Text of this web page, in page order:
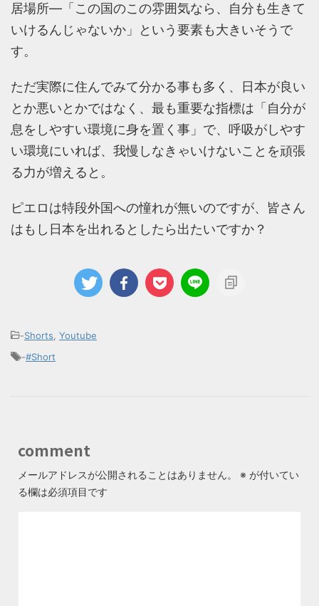
居場所―「この国のこの雰囲気なら、自分も生きて
いけるんじゃないか」という要素も大きいそうで
す。
ただ実際に住んでみて分かる事も多く、日本が良い
とか悪いとかではなく、最も重要な指標は「自分が
息をしやすい環境に身を置く事」で、呼吸がしやす
い環境にいれば、我慢しなきゃいけないことを頑張
る力が増えると。
ピエロは特段外国への憧れが無いのですが、皆さん
はもし日本を出れるとしたら出たいですか？
-Shorts Youtube
-#Short
comment
メールアドレスが公開されることはありません。 ※ が付いてい
る欄は必須項目です